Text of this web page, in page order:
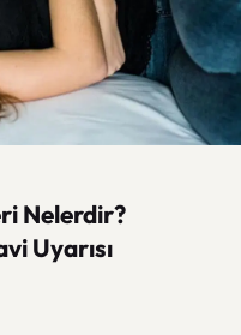
Nelerdir?
Uyarısı